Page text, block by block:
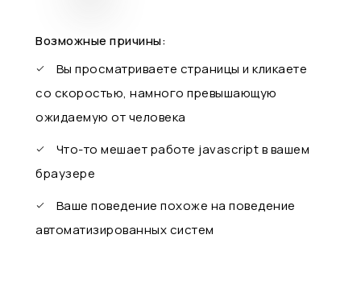
Возможные причины:
Вы просматриваете страницы и кликаете
со скоростью, намного превышающую
ожидаемую от человека
Что-то мешает работе javascript в вашем
браузере
Ваше поведение похоже на поведение
автоматизированных систем